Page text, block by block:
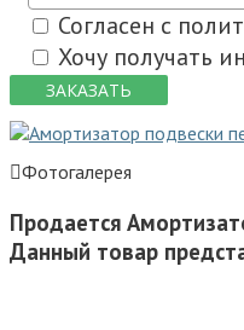
Согласен с
Хочу получать
ЗАКАЗАТЬ
Фотогалерея
Продается
Данный товар